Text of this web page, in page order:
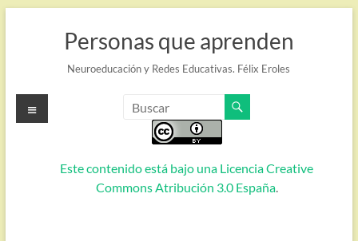
Personas que aprenden
Neuroeducación y Redes Educativas. Félix Eroles
Este contenido está bajo una Licencia Creative
Commons Atribución 3.0 España.
Menú